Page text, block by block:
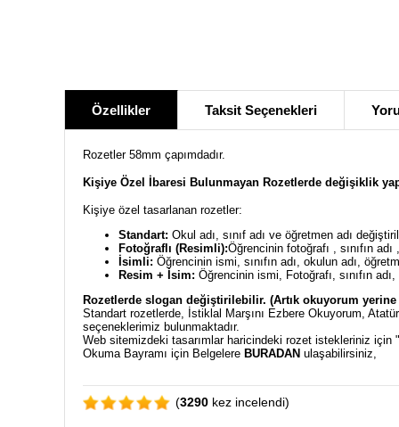
Özellikler Taksit Seçenekleri
Rozetler 58mm çapımdadır.
Kişiye Özel İbaresi Bulunmayan Rozetlerde değişiklik
Kişiye özel tasarlanan rozetler:
Standart: Okul adı, sınıf adı ve öğretmen adı
Fotoğraflı (Resimli):Öğrencinin fotoğrafı , sınıfın
İsimli: Öğrencinin ismi, sınıfın adı, okulun adı,
Resim + İsim: Öğrencinin ismi, Fotoğrafı, sınıfın
Rozetlerde slogan değiştirilebilir. (Artık okuyorum
Standart rozetlerde, İstiklal Marşını Ezbere Okuyorum,
seçeneklerimiz bulunmaktadır.
Web sitemizdeki tasarımlar haricindeki rozet istekleriniz için "
Okuma Bayramı için Belgelere BURADAN ulaşabilirsiniz,
(3290 kez incelendi)